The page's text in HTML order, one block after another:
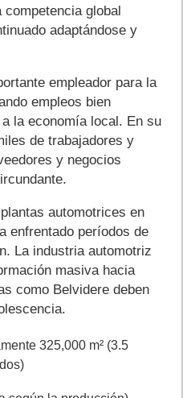
global
adaptándose y
empleador para la
empleos bien
la economía local. En su
de trabajadores y
y negocios
automotrices en
enfrentado períodos de
La industria automotriz
masiva hacia
como Belvidere deben
325,000 m² (3.5